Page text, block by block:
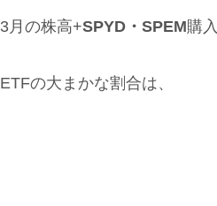
3月の株高+SPYD・SPEM購
ETFの大まかな割合は、